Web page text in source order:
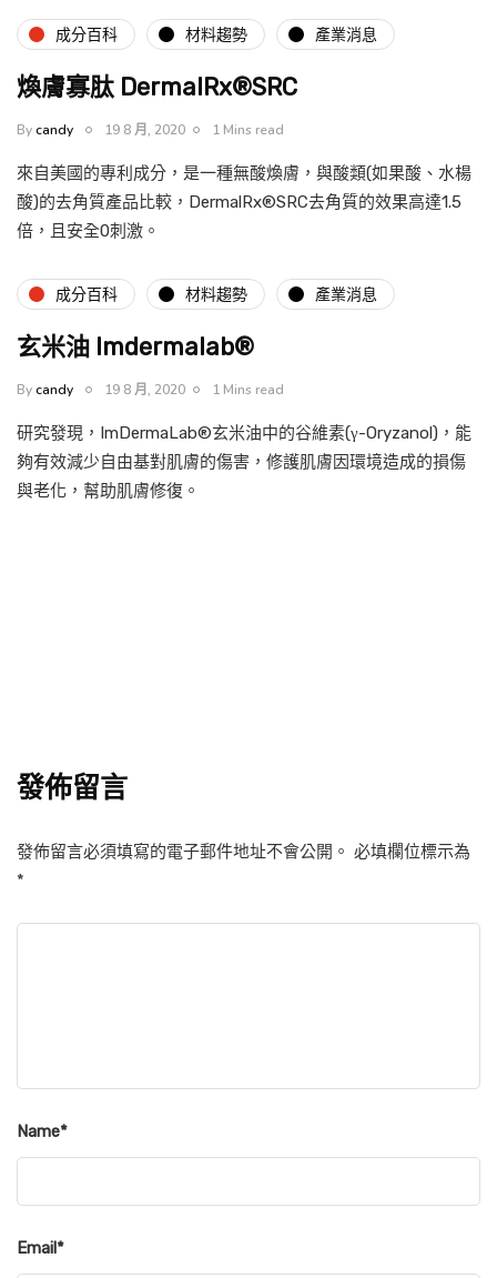
成分百科 材料趨勢 產業消息
煥膚寡肽 DermalRx®SRC
Bycandy 19 8 月, 2020 1 Mins read
來自美國的專利成分，是一種無酸煥膚，與酸類(如果酸、水楊
酸)的去角質產品比較，DermalRx®SRC去角質的效果高達1.5
倍，且安全0刺激。
成分百科 材料趨勢 產業消息
玄米油 Imdermalab®
Bycandy 19 8 月, 2020 1 Mins read
研究發現，ImDermaLab®玄米油中的谷維素(γ-Oryzanol)，能
夠有效減少自由基對肌膚的傷害，修護肌膚因環境造成的損傷
與老化，幫助肌膚修復。
發佈留言
發佈留言必須填寫的電子郵件地址不會公開。 必填欄位標示為
*
Name*
Email*